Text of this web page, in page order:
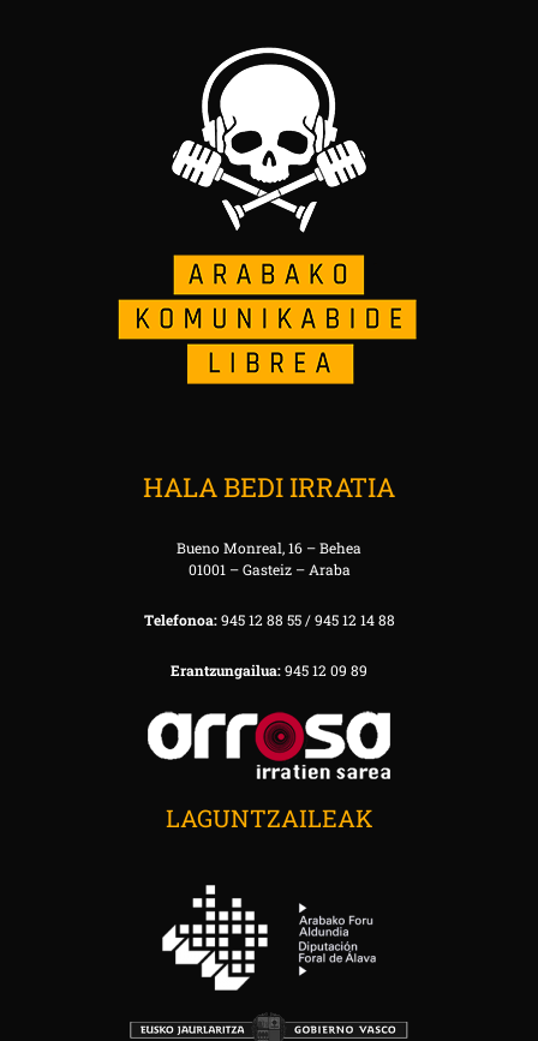
HALA BEDI IRRATIA
Bueno Monreal, 16 – Behea
01001 – Gasteiz – Araba
Telefonoa:945 12 88 55 / 945 12 14 88
Erantzungailua:945 12 09 89
LAGUNTZAILEAK